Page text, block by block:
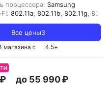
процессора: Samsung
802.11a, 802.11b, 802.11g,
Все цены3
магазина с 4.5+
до 55 990 ₽